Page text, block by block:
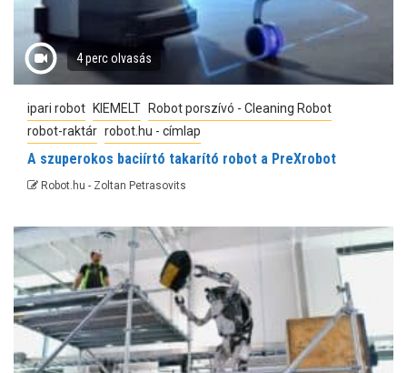
4 perc olvasás
ipari robot KIEMELT
Robot porszívó - Cleaning Robot
robot-raktár robot.hu - címlap
A szuperokos baciírtó takarító robot a PreXrobot
Robot.hu - Zoltan Petrasovits